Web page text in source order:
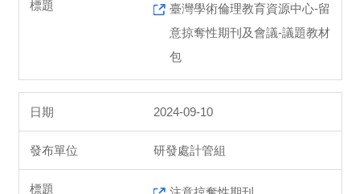
臺灣學術倫理教育資源中心-留
意掠奪性期刊及會議-議題教材
包
2024-09-10
研發處計管組